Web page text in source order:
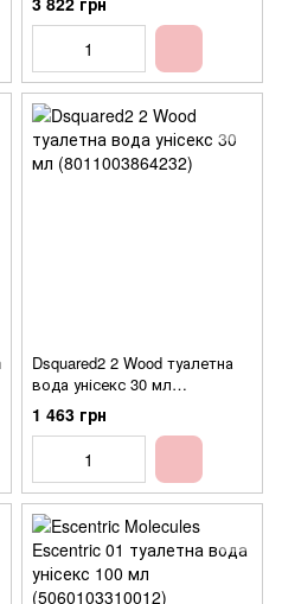
100 мл (8437011481115)
Dsquared2 2 Wood туалетна
вода унісекс 30 мл
(8011003864232)
1 463 грн